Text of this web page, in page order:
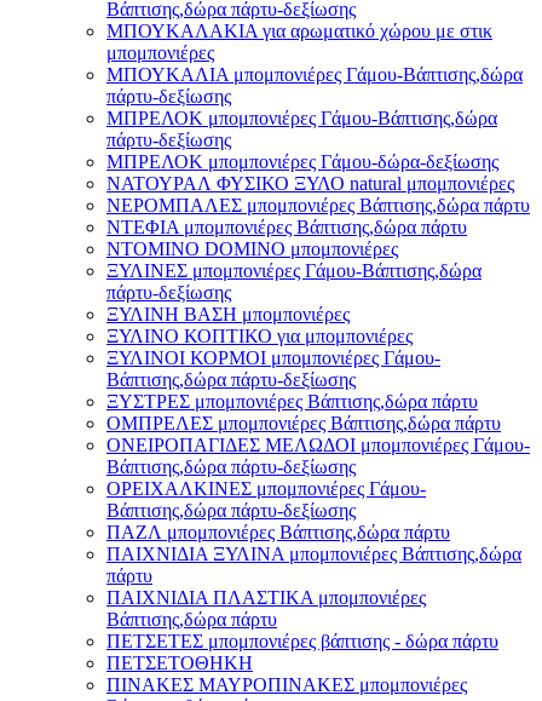
Βάπτισης,δώρα πάρτυ-δεξίωσης
ΜΠΟΥΚΑΛΑΚΙΑ για αρωματικό χώρου με στικ
μπομπονιέρες
ΜΠΟΥΚΑΛΙΑ μπομπονιέρες Γάμου-Βάπτισης,δώρα
πάρτυ-δεξίωσης
ΜΠΡΕΛΟΚ μπομπονιέρες Γάμου-Βάπτισης,δώρα
πάρτυ-δεξίωσης
ΜΠΡΕΛΟΚ μπομπονιέρες Γάμου-δώρα-δεξίωσης
ΝΑΤΟΥΡΑΛ ΦΥΣΙΚΟ ΞΥΛΟ natural μπομπονιέρες
ΝΕΡΟΜΠΑΛΕΣ μπομπονιέρες Βάπτισης,δώρα πάρτυ
ΝΤΕΦΙΑ μπομπονιέρες Βάπτισης,δώρα πάρτυ
ΝΤΟΜΙΝΟ DOMINO μπομπονιέρες
ΞΥΛΙΝΕΣ μπομπονιέρες Γάμου-Βάπτισης,δώρα
πάρτυ-δεξίωσης
ΞΥΛΙΝΗ ΒΑΣΗ μπομπονιέρες
ΞΥΛΙΝΟ ΚΟΠΤΙΚΟ για μπομπονιέρες
ΞΥΛΙΝΟΙ ΚΟΡΜΟΙ μπομπονιέρες Γάμου-
Βάπτισης,δώρα πάρτυ-δεξίωσης
ΞΥΣΤΡΕΣ μπομπονιέρες Βάπτισης,δώρα πάρτυ
ΟΜΠΡΕΛΕΣ μπομπονιέρες Βάπτισης,δώρα πάρτυ
ΟΝΕΙΡΟΠΑΓΙΔΕΣ ΜΕΛΩΔΟΙ μπομπονιέρες Γάμου-
Βάπτισης,δώρα πάρτυ-δεξίωσης
ΟΡΕΙΧΑΛΚΙΝΕΣ μπομπονιέρες Γάμου-
Βάπτισης,δώρα πάρτυ-δεξίωσης
ΠΑΖΛ μπομπονιέρες Βάπτισης,δώρα πάρτυ
ΠΑΙΧΝΙΔΙΑ ΞΥΛΙΝΑ μπομπονιέρες Βάπτισης,δώρα
πάρτυ
ΠΑΙΧΝΙΔΙΑ ΠΛΑΣΤΙΚΑ μπομπονιέρες
Βάπτισης,δώρα πάρτυ
ΠΕΤΣΕΤΕΣ μπομπονιέρες βάπτισης - δώρα πάρτυ
ΠΕΤΣΕΤΟΘΗΚΗ
ΠΙΝΑΚΕΣ ΜΑΥΡΟΠΙΝΑΚΕΣ μπομπονιέρες